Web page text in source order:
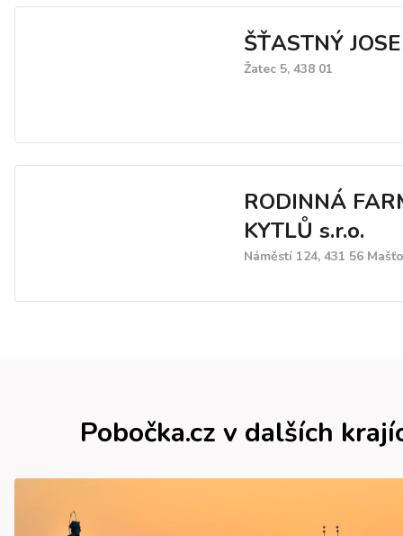
ŠŤASTNÝ
Žatec 5, 438 01
RODINNÁ
KYTLŮ s.r.o.
Náměstí 124, 431 56
Pobočka.cz v dalších